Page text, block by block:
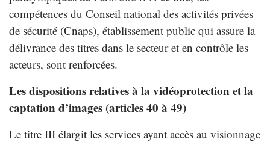
compétences du Conseil national des activités privées
de sécurité (Cnaps), établissement public qui assure la
délivrance des titres dans le secteur et en contrôle les
acteurs, sont renforcées.
Les dispositions relatives à la vidéoprotection et la
captation d’images (articles 40 à 49)
Le titre III élargit les services ayant accès au visionnage